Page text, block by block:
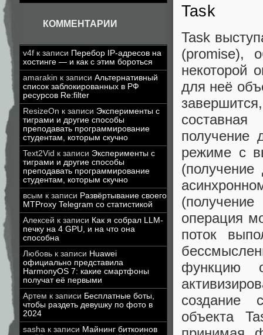
КОММЕНТАРИИ
v4f к записи Перебор IP-адресов на
хостинге — и как с этим бороться
amarakin к записи Альтернативный
список заблокированных в РФ
ресурсов Re:filter
ResizeOn к записи Эксперименты с
тиграми и другие способы
преподавать программирование
студентам, которым скучно
Text2Vid к записи Эксперименты с
тиграми и другие способы
преподавать программирование
студентам, которым скучно
всым к записи Развёртывание своего
MTProxy Telegram со статистикой
Алексей к записи Как я собрал LLM-
печку на 4 GPU, и на что она
способна
Любовь к записи Huawei
официально представила
HarmonyOS 7: какие смартфоны
получат её первыми
Артем к записи Бесплатные боты,
чтобы раздеть девушку по фото в
2024
sasha к записи Майнинг биткоинов
Task
Task
(promise),
некоторой
для неё
получение
режиме с
операция
поток
функцию
создание
объекта